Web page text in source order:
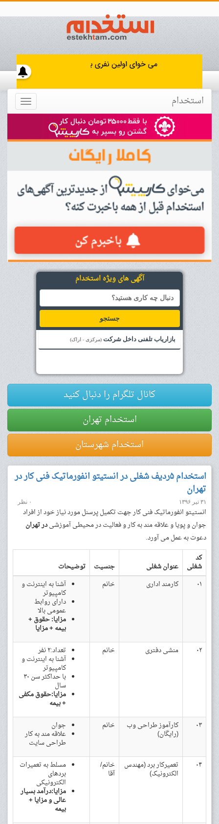
Toggle استخدام
آگهی های ویژه استخدام
جستجو
بازاریاب تلفنی داخل شرکت (مرکزی - اراک)
کانال تلگرام را دنبال کنید
استخدام تهران
استخدام شهرستان
استخدام ۵ردیف شغلی در انستیتو انفورماتیک فنی کار در
تهران
۳۱ تیر ۱۳۹۶ ۰ نظر
انستیتو انفورماتیک فنی کار جهت تکمیل پرسنل مورد نیاز خود از افراد
جوان و پویا و علاقه مند به کار و فعالیت در محیطی آموزشیدر تهران
دعوت به عمل می آورد.
کد
شغلی عنوان شغلی جنسیت
توضیحات
۰۱
کارمند اداری خانم آشنا به اینترنت و
کامپیوتر
دارای روابط
عمومی بالا
مزایا: حقوق +
بیمه + مزایا
۰۲
منشی دفتری خانم تعداد:۲ نفر
آشنا به اینترنت و
کامپیوتر
با حداکثر سن ۳۰
سال
مزایا:حقوق مکفی
+ بیمه
۰۳
کارآموز طراحی وب
(رایگان)
خانم جوان
علاقه مند به کار
طراحی سایت
۰۴
تعمیرکار برد (مهندس
الکترونیک)
خانم/
آقا
مسلط به تعمیرات
بردهای
الکترونیکی
مزایا:درآمد بسیار
عالی و مزایا +
بیمه